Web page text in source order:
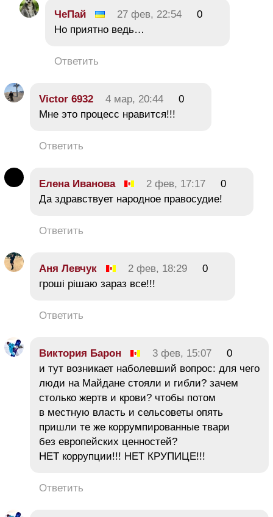
ЧеПай 27 фев, 22:54
0
Но приятно ведь…
Ответить
Victor 6932 4 мар, 20:44
0
Мне это процесс нравится!!!
Ответить
Елена Иванова 2 фев, 17:17
0
Да здравствует народное правосудие!
Ответить
Аня Левчук 2 фев, 18:29
0
гроші рішаю зараз все!!!
Ответить
Виктория Барон 3 фев, 15:07
0
и тут возникает наболевший вопрос: для чего
люди на Майдане стояли и гибли? зачем
столько жертв и крови? чтобы потом
в местную власть и сельсоветы опять
пришли те же коррумпированные твари
без европейских ценностей?
НЕТ коррупции!!! НЕТ КРУПИЦЕ!!!
Ответить